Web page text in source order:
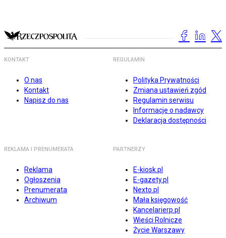
KONTAKT
O nas
Kontakt
Napisz do nas
REGULAMIN
Polityka Prywatności
Zmiana ustawień zgód
Regulamin serwisu
Informacje o nadawcy
Deklaracja dostępności
REKLAMA I PRENUMERATA
Reklama
Ogłoszenia
Prenumerata
Archiwum
PARTNERZY
E-kiosk.pl
E-gazety.pl
Nexto.pl
Mała księgowość
Kancelarierp.pl
Wieści Rolnicze
Życie Warszawy